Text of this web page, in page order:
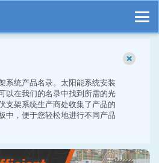
系统产品名录。太阳能系统安装
以在我们的名录中找到所需的光
支架系统生产商处收集了产品的
中，便于您轻松地进行不同产品